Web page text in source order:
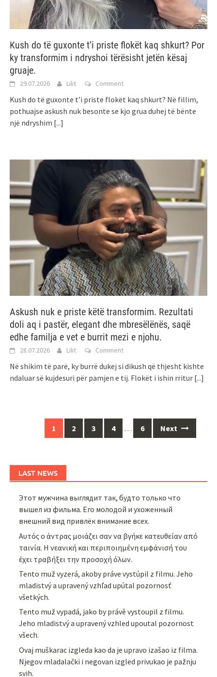
Kush do të guxonte t’i priste flokët kaq shkurt? Por
ky transformim i ndryshoi tërësisht jetën kësaj
gruaje.
29.07.2026 Lilit Comment
Kush do të guxonte t’i priste flokët kaq shkurt? Në fillim,
pothuajse askush nuk besonte se kjo grua duhej të bënte
një ndryshim [...]
Askush nuk e priste këtë transformim. Rezultati
doli aq i pastër, elegant dhe mbresëlënës, saqë
edhe familja e vet e burrit mezi e njohu.
28.07.2026 Lilit Comment
Në shikim të parë, ky burrë dukej si dikush që thjesht kishte
ndaluar së kujdesuri për pamjen e tij. Flokët i ishin rritur [...]
navigation
1 2 3 4 … 6 Next
LAST NEWS
Этот мужчина выглядит так, будто только что
вышел из фильма. Его молодой и ухоженный
внешний вид привлёк внимание всех.
Αυτός ο άντρας μοιάζει σαν να βγήκε κατευθείαν από
ταινία. Η νεανική και περιποιημένη εμφάνισή του
έχει τραβήξει την προσοχή όλων.
Tento muž vyzerá, akoby práve vystúpil z filmu. Jeho
mladistvý a upravený vzhľad upútal pozornosť
všetkých.
Tento muž vypadá, jako by právě vystoupil z filmu.
Jeho mladistvý a upravený vzhled upoutal pozornost
všech.
Ovaj muškarac izgleda kao da je upravo izašao iz filma.
Njegov mladalački i negovan izgled privukao je pažnju
svih.